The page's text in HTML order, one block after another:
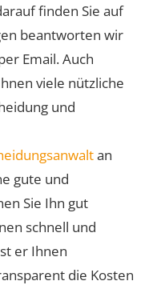
finden Sie auf
beantworten wir
Email. Auch
viele nützliche
und
an
gute und
Sie Ihn gut
schnell und
er Ihnen
die Kosten